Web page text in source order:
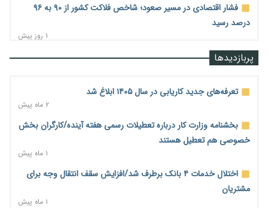
فشار اقتصادی در مسیر صعود؛ شاخص فلاکت کشور از ۹۰ به ۹۶
درصد رسید
۱ روز پیش
رشد ۷۵ هزار میلیاردی بازار خرید اعتباری؛ فین‌تک‌ها وارد میدان
آغاز اجرای پایلوت «ردا کارت» برای دانشجویان تحصیلات تکمیلی
۱ روز پیش
محدودیت تازه برای شبکه بانکی؛ افزایش سپرده قانونی با هدف
کنترل تورم
۱ روز پیش
پربازدیدها
تعرفه‌های جدید کاریابی در سال ۱۴۰۵ ابلاغ شد
۲ ماه پیش
بخشنامه وزارت کار درباره تعطیلات رسمی هفته آینده/کارگران بخش
خصوصی هم تعطیل هستند
۱ ماه پیش
اختلال خدمات ۴ بانک برطرف شد/افزایش سقف انتقال وجه برای
مشتریان
۱ ماه پیش